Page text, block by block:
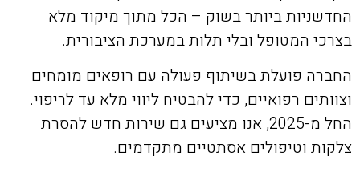
החדשניות ביותר בשוק – הכל מתוך מיקוד מלא
בצרכי המטופל ובלי תלות במערכת הציבורית.
החברה פועלת בשיתוף פעולה עם רופאים מומחים
וצוותים רפואיים, כדי להבטיח ליווי מלא עד לריפוי.
החל מ-2025, אנו מציעים גם שירות חדש להסרת
צלקות וטיפולים אסתטיים מתקדמים.